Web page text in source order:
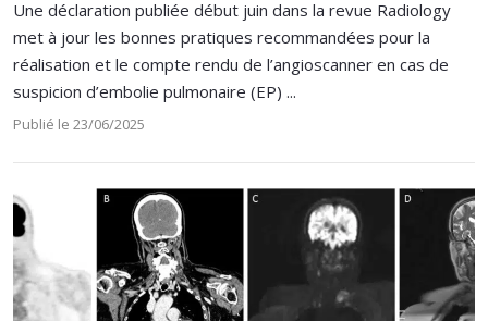
Une déclaration publiée début juin dans la revue Radiology
met à jour les bonnes pratiques recommandées pour la
réalisation et le compte rendu de l’angioscanner en cas de
suspicion d’embolie pulmonaire (EP) ...
Publié le 23/06/2025